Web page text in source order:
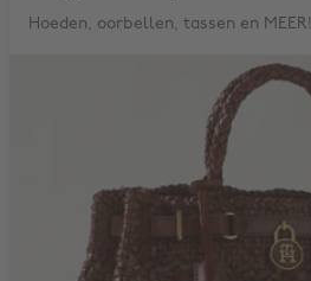
Hoeden, oorbellen, tassen en MEER!